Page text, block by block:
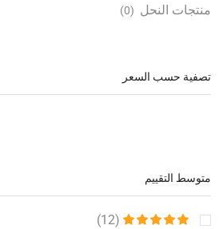
منتجات النحل (0)
تصفية حسب السعر
متوسط ال​​تقييم
(12)